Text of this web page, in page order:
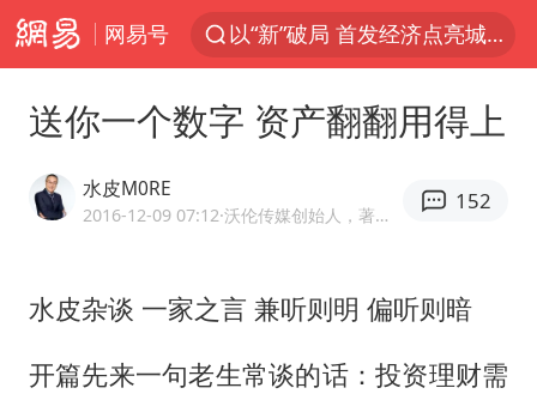
网易号
以“新”破局 首发经济点亮城市消费活力
47岁妈妈突然产女 26岁女儿：很震惊
中国稀土盘中涨停
送你一个数字 资产翻翻用得上
水皮M0RE
2016-12-09 07:12 ·沃伦传媒创始人，著名财经评论家
152
水皮杂谈 一家之言 兼听则明 偏听则暗
开篇先来一句老生常谈的话：投资理财需